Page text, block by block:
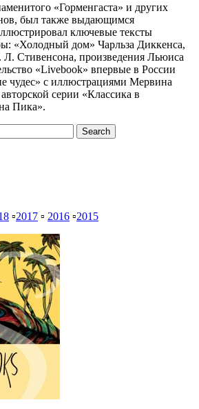
«Горменгаста» и других
был также выдающимся
ключевые тексты
«Холодный дом» Чарльза Диккенса,
Л. Стивенсона, произведения Льюиса
«Livebook» впервые в России
чудес» с иллюстрациями Мервина
серии «Классика в
Пика».
Search
▫2017 ▫ 2016 ▫2015